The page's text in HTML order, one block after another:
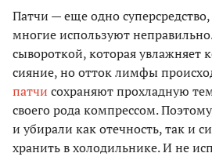
Патчи — еще одно
многие используют
сывороткой, которая увлажняет
сияние, но отток лимфы
патчи сохраняют прохладную
своего рода компрессом.
и убирали как отечность, так и
хранить в холодильнике. И не